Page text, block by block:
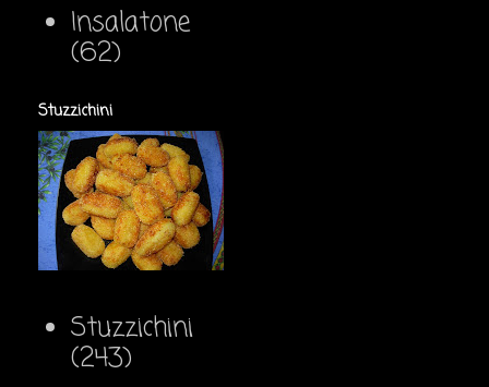
Insalatone
(62)
Stuzzichini
Stuzzichini
(243)